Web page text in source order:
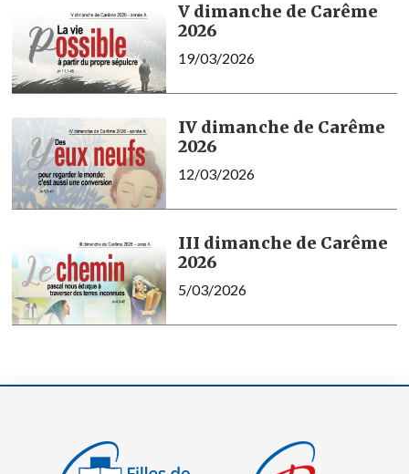
V dimanche de Carême
2026
19/03/2026
IV dimanche de Carême
2026
12/03/2026
III dimanche de Carême
2026
5/03/2026